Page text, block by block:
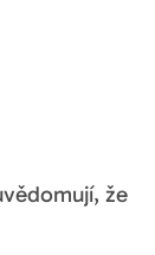
že